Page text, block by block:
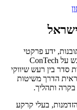
ידע פרקטי
ועדכונים מהחזית של ענף הבנייה בישראל, עם דגש על ConTech
בין רעש שיווקי
הדרך משיטות
ותהליך.
בעלי קרקע